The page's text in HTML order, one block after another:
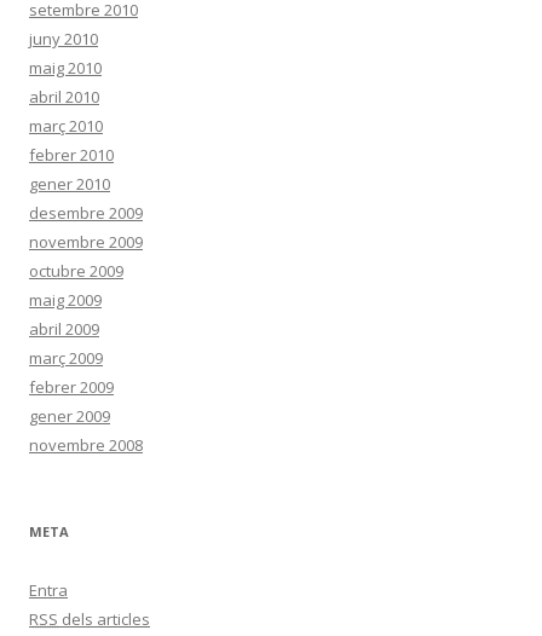
setembre 2010
juny 2010
maig 2010
abril 2010
març 2010
febrer 2010
gener 2010
desembre 2009
novembre 2009
octubre 2009
maig 2009
abril 2009
març 2009
febrer 2009
gener 2009
novembre 2008
META
Entra
RSS dels articles